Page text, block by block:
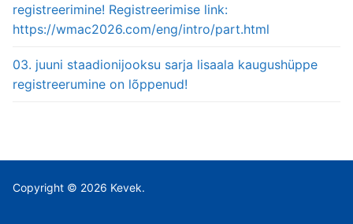
registreerimine! Registreerimise link:
https://wmac2026.com/eng/intro/part.html
03. juuni staadionijooksu sarja lisaala kaugushüppe
registreerumine on lõppenud!
Copyright © 2026 Kevek.